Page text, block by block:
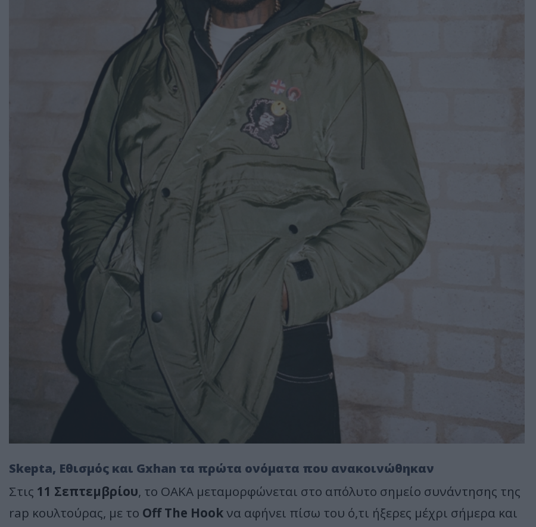
Skepta, Εθισμός και Gxhan τα πρώτα ονόματα που ανακοινώθηκαν
Στις 11 Σεπτεμβρίου, το ΟΑΚΑ μεταμορφώνεται στο απόλυτο σημείο συνάντησης της
rap κουλτούρας, με το Off The Hookνα αφήνει πίσω του ό,τι ήξερες μέχρι σήμερα και